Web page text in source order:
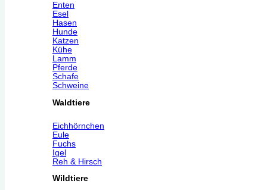
Enten
Esel
Hasen
Hunde
Katzen
Kühe
Lamm
Pferde
Schafe
Schweine
Waldtiere
Eichhörnchen
Eule
Fuchs
Igel
Reh & Hirsch
Wildtiere